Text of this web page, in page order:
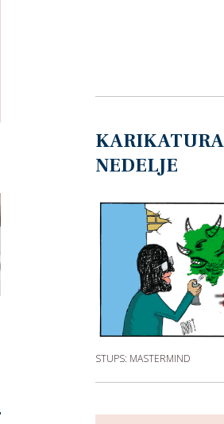
KARIKATURA
NEDELJE
STUPS: MASTERMIND